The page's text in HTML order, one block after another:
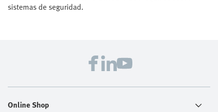
sistemas de seguridad.
Online Shop